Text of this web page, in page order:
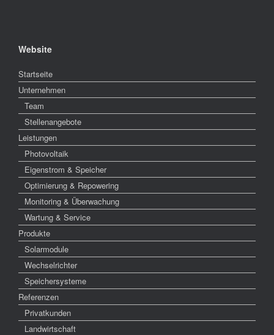
Website
Startseite
Unternehmen
Team
Stellenangebote
Leistungen
Photovoltaik
Eigenstrom & Speicher
Optimierung & Repowering
Monitoring & Überwachung
Wartung & Service
Produkte
Solarmodule
Wechselrichter
Speichersysteme
Referenzen
Privatkunden
Landwirtschaft